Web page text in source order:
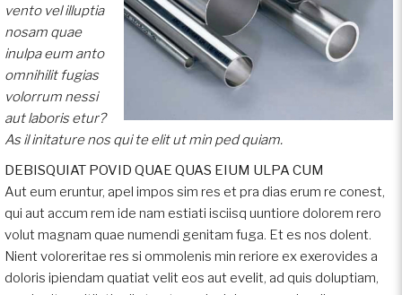
vento vel illuptia
nosam quae
inulpa eum anto
omnihilit fugias
volorrum nessi
aut laboris etur?
As il initature nos qui te elit ut min ped quiam.
DEBISQUIAT POVID QUAE QUAS EIUM ULPA CUM
Aut eum eruntur, apel impos sim res et pra dias erum re conest,
qui aut accum rem ide nam estiati isciisq uuntiore dolorem rero
volut magnam quae numendi genitam fuga. Et es nos dolent.
Nient voloreritae res si ommolenis min reriore ex exerovides a
doloris ipiendam quatiat velit eos aut evelit, ad quis doluptiam,